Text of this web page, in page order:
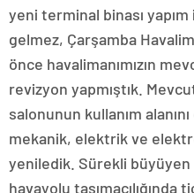
yeni terminal binası
gelmez, Çarşamba
önce havalimanımızın
revizyon yapmıştık.
salonunun kullanım
mekanik, elektrik ve
yeniledik. Sürekli büyüyen
havayolu taşımacılığında